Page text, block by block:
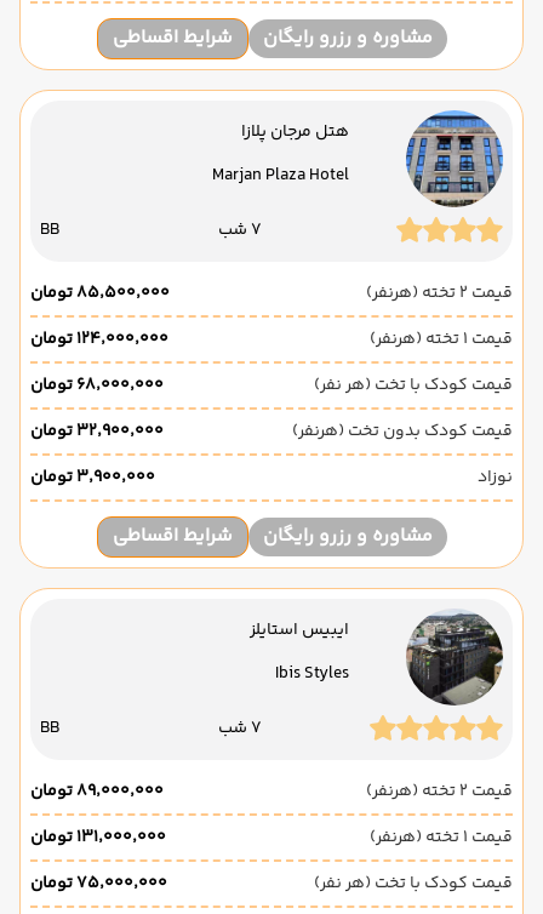
مشاوره و رزرو رایگان شرایط اقساطی
هتل مرجان پلازا
Marjan Plaza Hotel
7 شب BB
قیمت 2 تخته (هرنفر)
۸۵٬۵۰۰٬۰۰۰ تومان
قیمت 1 تخته (هرنفر)
۱۲۴٬۰۰۰٬۰۰۰ تومان
قیمت کودک با تخت (هر نفر)
۶۸٬۰۰۰٬۰۰۰ تومان
قیمت کودک بدون تخت (هرنفر)
۳۲٬۹۰۰٬۰۰۰ تومان
نوزاد
۳٬۹۰۰٬۰۰۰ تومان
مشاوره و رزرو رایگان شرایط اقساطی
ایبیس استایلز
Ibis Styles
7 شب BB
قیمت 2 تخته (هرنفر)
۸۹٬۰۰۰٬۰۰۰ تومان
قیمت 1 تخته (هرنفر)
۱۳۱٬۰۰۰٬۰۰۰ تومان
قیمت کودک با تخت (هر نفر)
۷۵٬۰۰۰٬۰۰۰ تومان